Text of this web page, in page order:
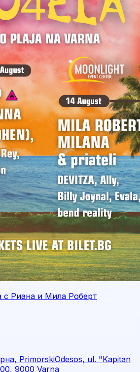
с Риана и Мила Роберт
PrimorskiOdesos, ul. "Kapitan
9000 Varna